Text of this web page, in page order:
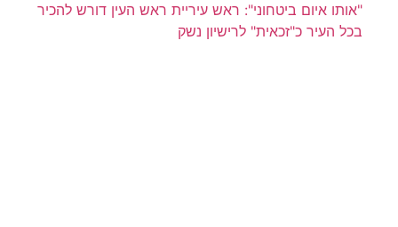
"אותו איום ביטחוני": ראש עיריית ראש העין דורש להכיר
בכל העיר כ"זכאית" לרישיון נשק